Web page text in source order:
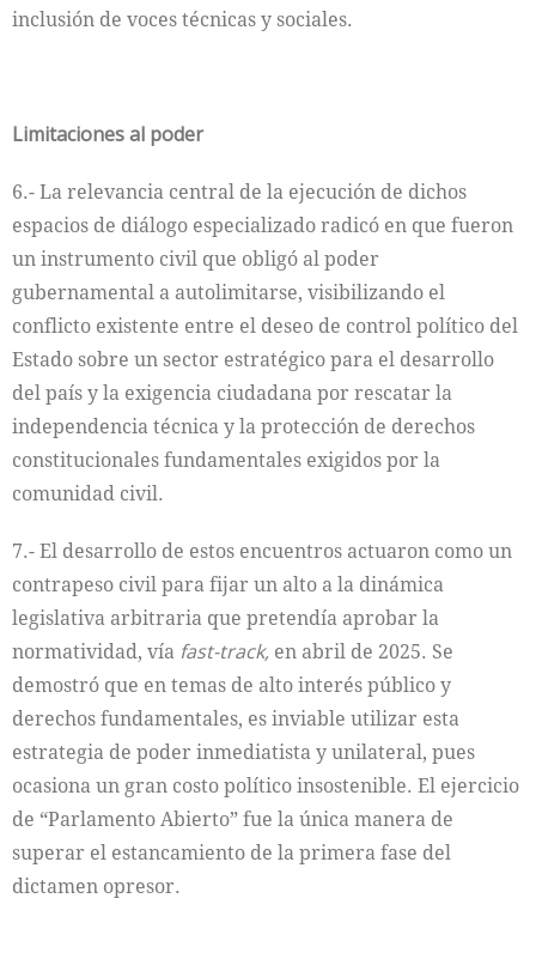
inclusión de voces técnicas y sociales.
Limitaciones al poder
6.- La relevancia central de la ejecución de dichos
espacios de diálogo especializado radicó en que fueron
un instrumento civil que obligó al poder
gubernamental a autolimitarse, visibilizando el
conflicto existente entre el deseo de control político del
Estado sobre un sector estratégico para el desarrollo
del país y la exigencia ciudadana por rescatar la
independencia técnica y la protección de derechos
constitucionales fundamentales exigidos por la
comunidad civil.
7.- El desarrollo de estos encuentros actuaron como un
contrapeso civil para fijar un alto a la dinámica
legislativa arbitraria que pretendía aprobar la
normatividad, vía fast-track, en abril de 2025. Se
demostró que en temas de alto interés público y
derechos fundamentales, es inviable utilizar esta
estrategia de poder inmediatista y unilateral, pues
ocasiona un gran costo político insostenible. El ejercicio
de “Parlamento Abierto” fue la única manera de
superar el estancamiento de la primera fase del
dictamen opresor.